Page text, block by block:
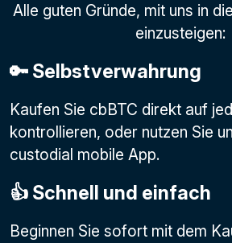
Alle guten Gründe, mit uns in
einzusteigen:
🔑 Selbstverwahrung
Kaufen Sie cbBTC direkt auf
kontrollieren, oder nutzen Sie
custodial mobile App.
👍 Schnell und einfach
Beginnen Sie sofort mit dem